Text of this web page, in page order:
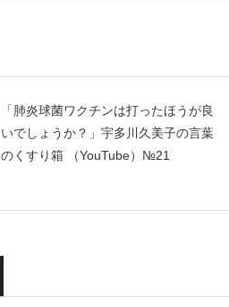
「肺炎球菌ワクチンは打ったほうが良
いでしょうか？」宇多川久美子の言葉
のくすり箱 （YouTube）№21